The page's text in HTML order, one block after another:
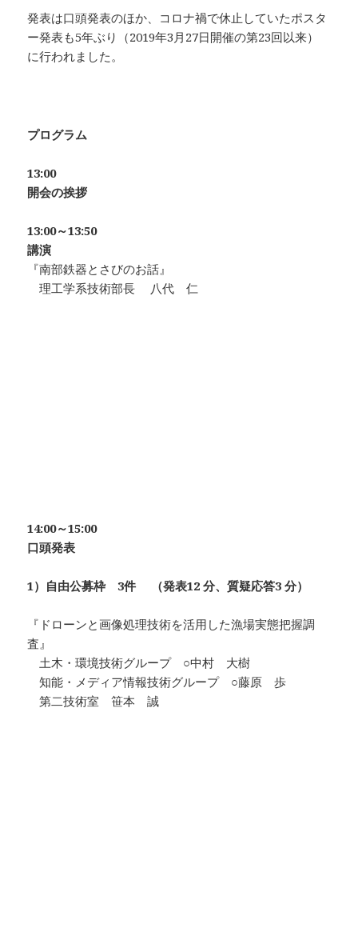
発表は口頭発表のほか、コロナ禍で休止していたポスタ
ー発表も5年ぶり（2019年3月27日開催の第23回以来）
に行われました。
プログラム
13:00
開会の挨拶
13:00～13:50
講演
『南部鉄器とさびのお話』
理工学系技術部長 八代 仁
14:00～15:00
口頭発表
1）自由公募枠 3件 （発表12 分、質疑応答3 分）
『ドローンと画像処理技術を活用した漁場実態把握調
査』
土木・環境技術グループ ○中村 大樹
知能・メディア情報技術グループ ○藤原 歩
第二技術室 笹本 誠